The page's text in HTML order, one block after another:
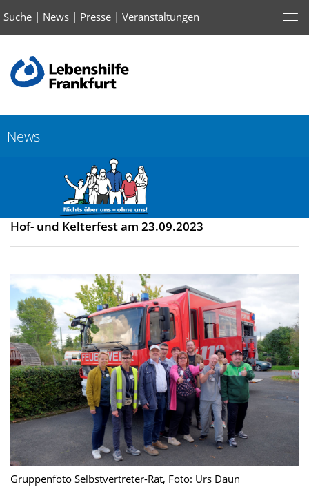
Suche | News | Presse | Veranstaltungen
News
Hof- und Kelterfest am 23.09.2023
Gruppenfoto Selbstvertreter-Rat, Foto: Urs Daun